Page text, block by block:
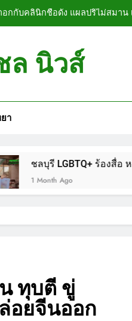
อกกับคลินิกชื่อดัง แผลปริไม่สมาน
อนหมดวาระ! สภาเมืองพัทยา ผ่า
อกกับคลินิกชื่อดัง แผลปริไม่สมา
ก่อนหมดวาระ! สภาเมืองพัทยา ผ่
ล นิวส์
า
ร้องสื่อ หลังเสริมหน้
Ago
ทุบตี ขู่
อยจีนออก